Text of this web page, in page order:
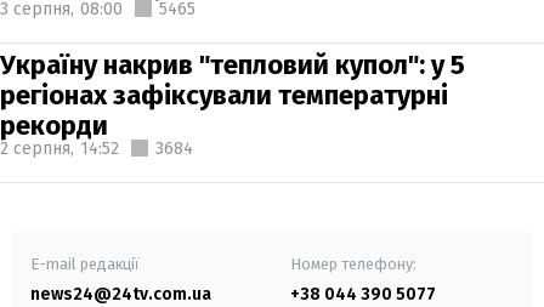
3 серпня, 08:00 5465
Україну накрив "тепловий купол": у 5
регіонах зафіксували температурні
рекорди
2 серпня, 14:52 3684
E-mail редакції
news24@24tv.com.ua
Номер телефону:
+38 044 390 5077